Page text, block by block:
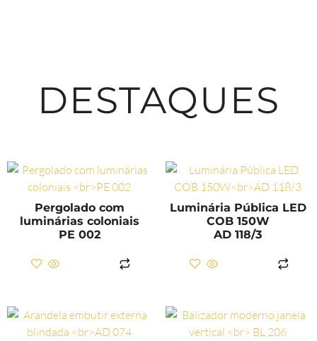
DESTAQUES
Pergolado com
luminárias coloniais
PE 002
Luminária Pública LED
COB 150W
AD 118/3